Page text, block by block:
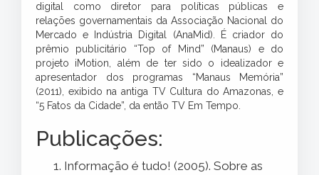
digital como diretor para políticas públicas e
relações governamentais da Associação Nacional do
Mercado e Indústria Digital (AnaMid). É criador do
prêmio publicitário “Top of Mind” (Manaus) e do
projeto iMotion, além de ter sido o idealizador e
apresentador dos programas “Manaus Memória”
(2011), exibido na antiga TV Cultura do Amazonas, e
“5 Fatos da Cidade”, da então TV Em Tempo.
Publicações:
Informação é tudo! (2005). Sobre as